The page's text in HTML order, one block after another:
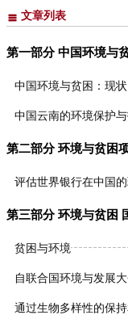
文章列表
第一部分 中国环境与
中国环境与贫困：现
中国云南的环境保护
第二部分 环境与贫困
评估世界银行在中国
第三部分 环境与贫困
贫困与环境
自联合国环境与发展
通过生物多样性的保